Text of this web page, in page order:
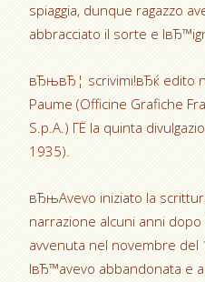
spiaggia, dunque ragazzo
abbracciato il sorte e
вЂњвЂ¦ scrivimi!вЂќ edito
Paume (Officine Grafiche
S.p.A.) ГЁ la quinta
1935).
вЂњAvevo iniziato la
narrazione alcuni anni
avvenuta nel novembre del
lвЂ™avevo abbandonata e